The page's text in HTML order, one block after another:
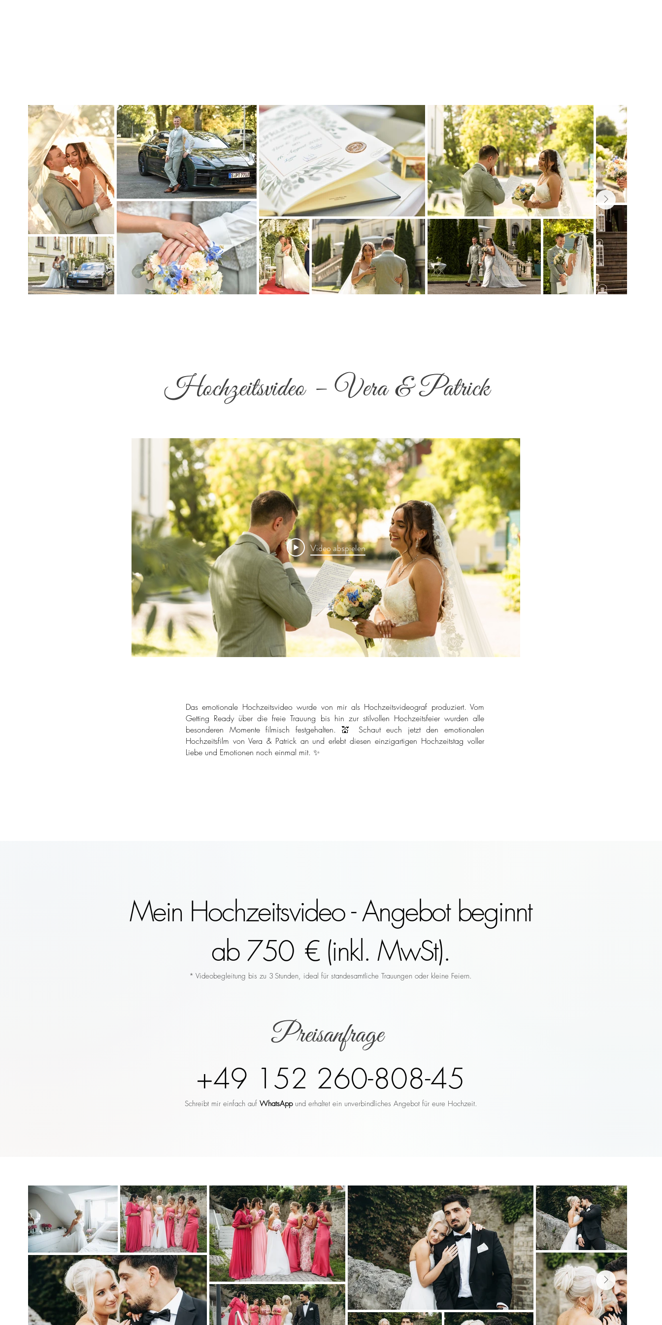
Hochzeitsvideo – Vera & Patrick
Video abspielen
Das emotionale Hochzeitsvideo wurde von mir als Hochzeitsvideograf produziert. Vom
Getting Ready über die freie Trauung bis hin zur stilvollen Hochzeitsfeier wurden alle
besonderen Momente filmisch festgehalten. 💒 Schaut euch jetzt den emotionalen
Hochzeitsfilm von Vera & Patrick an und erlebt diesen einzigartigen Hochzeitstag voller
Liebe und Emotionen noch einmal mit. ✨
Mein Hochzeitsvideo - Angebot beginnt
ab 750 € (inkl. MwSt).
* Videobegleitung bis zu 3 Stunden, ideal für standesamtliche Trauungen oder kleine Feiern.
Preisanfrage
+49 152 260-808-45
Schreibt mir einfach auf WhatsAppund erhaltet ein unverbindliches Angebot für eure Hochzeit.